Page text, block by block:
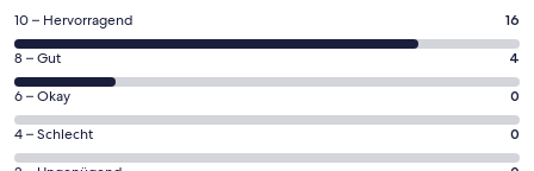
einem
neuen
Fenster
geöffnet
16
von
insgesamt
20
Gästebewertungen
haben
10 – Hervorragend 16
4
von
insgesamt
20
Gästebewertungen
8 – Gut 4
0
von
insgesamt
6 – Okay 0
0
von
4 – Schlecht 0